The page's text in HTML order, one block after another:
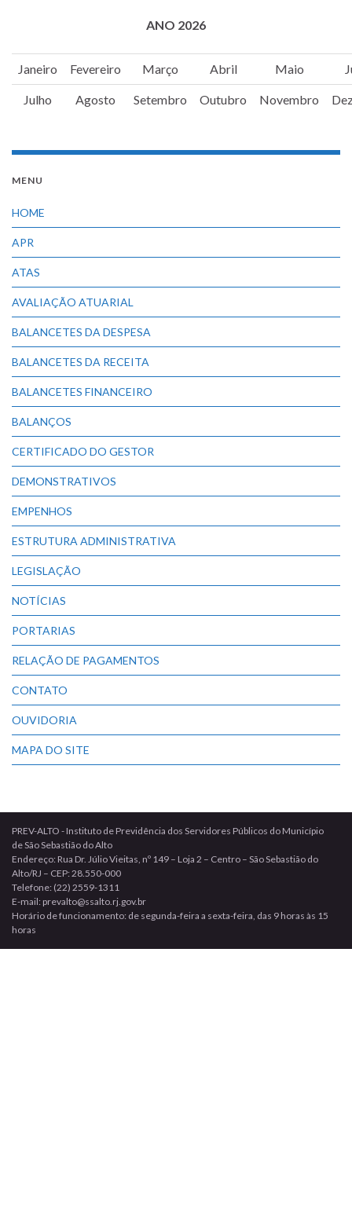
ANO 2026
Janeiro Fevereiro Março Abril Maio
Julho Agosto Setembro Outubro Novembro
MENU
HOME
APR
ATAS
AVALIAÇÃO ATUARIAL
BALANCETES DA DESPESA
BALANCETES DA RECEITA
BALANCETES FINANCEIRO
BALANÇOS
CERTIFICADO DO GESTOR
DEMONSTRATIVOS
EMPENHOS
ESTRUTURA ADMINISTRATIVA
LEGISLAÇÃO
NOTÍCIAS
PORTARIAS
RELAÇÃO DE PAGAMENTOS
CONTATO
OUVIDORIA
MAPA DO SITE
PREV-ALTO - Instituto de Previdência dos Servidores Públicos do Município
de São Sebastião do Alto
Endereço: Rua Dr. Júlio Vieitas, nº 149 – Loja 2 – Centro – São Sebastião do
Alto/RJ – CEP: 28.550-000
Telefone: (22) 2559-1311
E-mail: prevalto@ssalto.rj.gov.br
Horário de funcionamento: de segunda-feira a sexta-feira, das 9 horas às 15
horas